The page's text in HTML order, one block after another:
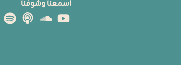
اسمعنا وشوفنا